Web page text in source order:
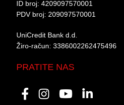
ID broj: 4209097570001​
PDV broj: 209097570001 ​
UniCredit Bank d.d.​
Žiro-račun: 3386002262475496​​
PRATITE NAS